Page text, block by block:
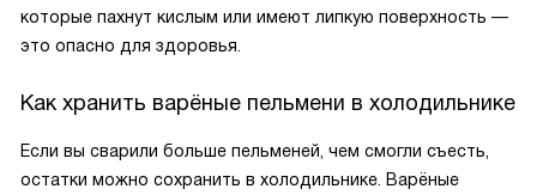
которые пахнут кислым или имеют липкую поверхность —
это опасно для здоровья.
Как хранить варёные пельмени в холодильнике
Если вы сварили больше пельменей, чем смогли съесть,
остатки можно сохранить в холодильнике. Варёные